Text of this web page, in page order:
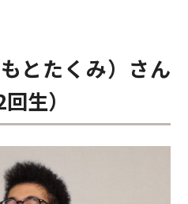
とたくみ）さん
生）